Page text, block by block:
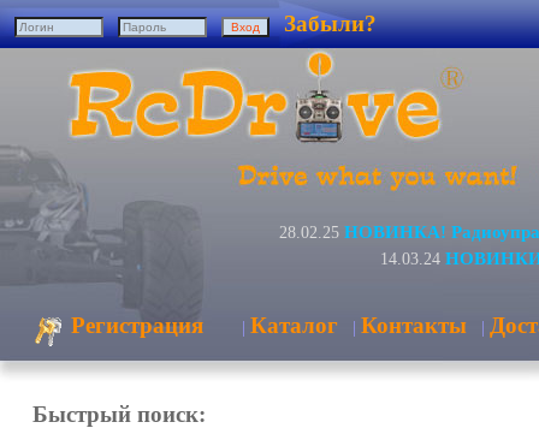
Забыли?
28.02.25 НОВИНКА!
14.03.24 НОВИНКИ!
Регистрация | Каталог | Контакты |
Быстрый поиск: